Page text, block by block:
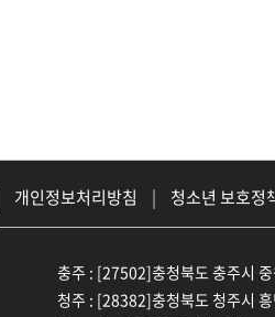
개인정보처리방침 |
청소년 보호정
충주 : [27502]충청북도 충주시
청주 : [28382]충청북도 청주시